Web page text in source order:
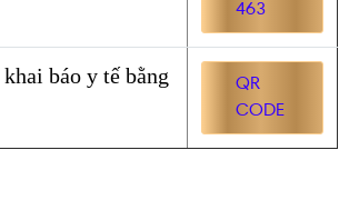
463
báo y tế bằng
QR
CODE